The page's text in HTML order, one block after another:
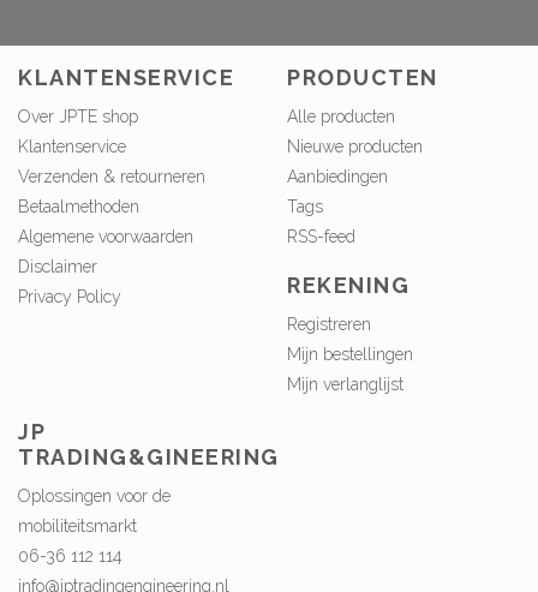
KLANTENSERVICE
Over JPTE shop
Klantenservice
Verzenden & retourneren
Betaalmethoden
Algemene voorwaarden
Disclaimer
Privacy Policy
PRODUCTEN
Alle producten
Nieuwe producten
Aanbiedingen
Tags
RSS-feed
REKENING
Registreren
Mijn bestellingen
Mijn verlanglijst
JP
TRADING&GINEERING
Oplossingen voor de
mobiliteitsmarkt
06-36 112 114
info@jptradingengineering.nl